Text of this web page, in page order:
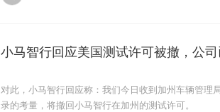
小马智行回应美国测试许可被撤，公
对此，小马智行回应称：我们今日收到加州车辆管理
录的考量，将撤回小马智行在加州的测试许可。